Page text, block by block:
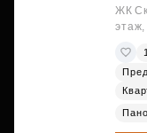
ЖК